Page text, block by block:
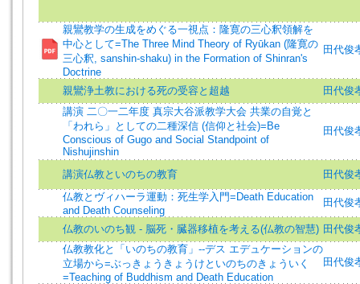
親鸞教学の生成をめぐる一視点：隆寛の三心釈領解を
中心として=The Three Mind Theory of Ryūkan (隆寛の
三心釈, sanshin-shaku) in the Formation of Shinran's
Doctrine
田代俊
親鸞浄土教における死の受容と超越
田代俊
講演 二〇一二年度 真宗大谷派教学大会 共業の自覚と
「われら」としての二種深信 (信仰と社会)=Be
Conscious of Gugo and Social Standpoint of
Nishujinshin
田代俊
講演仏教といのちの教育
田代俊
仏教とヴィハーラ運動：死生学入門=Death Education
and Death Counseling
田代俊
仏教のいのち観 - 脳死・臓器移植を考える(仏教の智慧) 田代俊
仏教教化と「いのちの教育」--デス エデュケーションの
立場から=ぶっきょうきょうけといのちのきょういく
=Teaching of Buddhism and Death Education
田代俊